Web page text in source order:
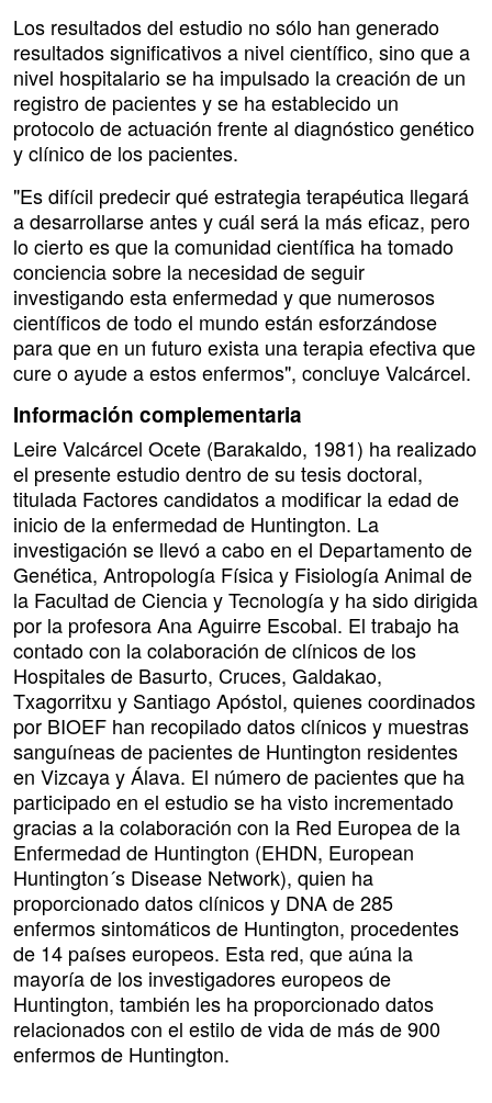
Los resultados del estudio no sólo han generado
resultados significativos a nivel científico, sino que a
nivel hospitalario se ha impulsado la creación de un
registro de pacientes y se ha establecido un
protocolo de actuación frente al diagnóstico genético
y clínico de los pacientes.
"Es difícil predecir qué estrategia terapéutica llegará
a desarrollarse antes y cuál será la más eficaz, pero
lo cierto es que la comunidad científica ha tomado
conciencia sobre la necesidad de seguir
investigando esta enfermedad y que numerosos
científicos de todo el mundo están esforzándose
para que en un futuro exista una terapia efectiva que
cure o ayude a estos enfermos", concluye Valcárcel.
Información complementaria
Leire Valcárcel Ocete (Barakaldo, 1981) ha realizado
el presente estudio dentro de su tesis doctoral,
titulada Factores candidatos a modificar la edad de
inicio de la enfermedad de Huntington. La
investigación se llevó a cabo en el Departamento de
Genética, Antropología Física y Fisiología Animal de
la Facultad de Ciencia y Tecnología y ha sido dirigida
por la profesora Ana Aguirre Escobal. El trabajo ha
contado con la colaboración de clínicos de los
Hospitales de Basurto, Cruces, Galdakao,
Txagorritxu y Santiago Apóstol, quienes coordinados
por BIOEF han recopilado datos clínicos y muestras
sanguíneas de pacientes de Huntington residentes
en Vizcaya y Álava. El número de pacientes que ha
participado en el estudio se ha visto incrementado
gracias a la colaboración con la Red Europea de la
Enfermedad de Huntington (EHDN, European
Huntington´s Disease Network), quien ha
proporcionado datos clínicos y DNA de 285
enfermos sintomáticos de Huntington, procedentes
de 14 países europeos. Esta red, que aúna la
mayoría de los investigadores europeos de
Huntington, también les ha proporcionado datos
relacionados con el estilo de vida de más de 900
enfermos de Huntington.